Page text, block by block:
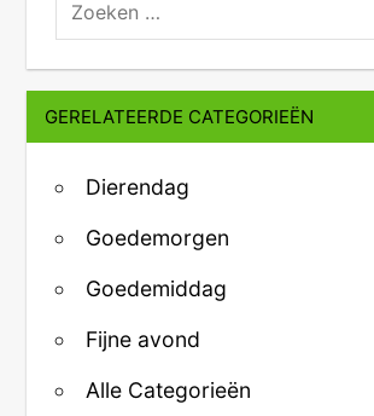
GERELATEERDE CATEGORIEËN
Dierendag
Goedemorgen
Goedemiddag
Fijne avond
Alle Categorieën